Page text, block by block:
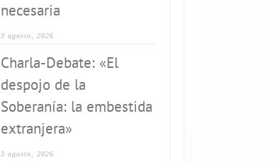
necesaria
3 agosto, 2026
Charla-Debate: «El
despojo de la
Soberanía: la embestida
extranjera»
3 agosto, 2026